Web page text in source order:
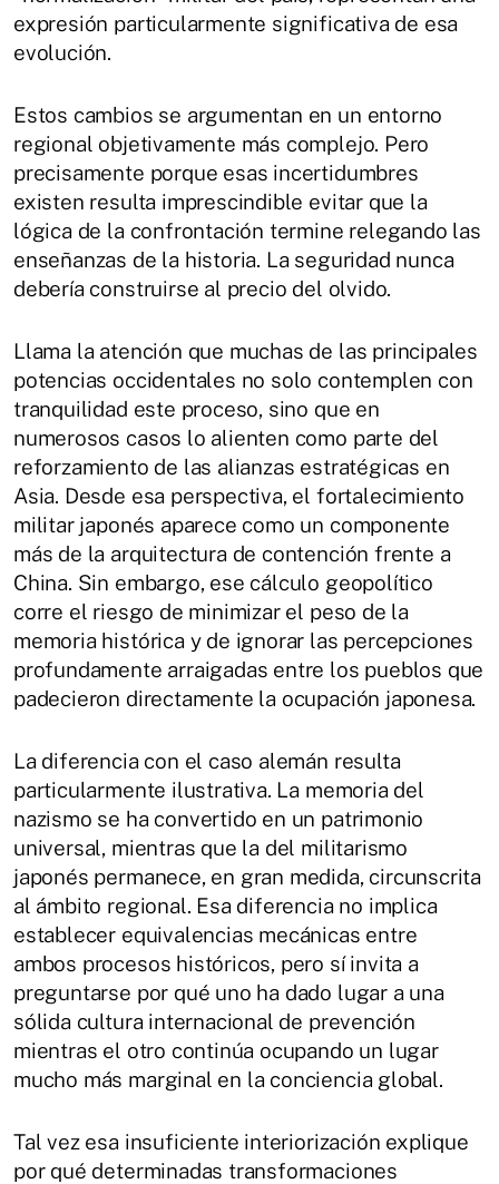
expresión particularmente significativa de esa
evolución.
Estos cambios se argumentan en un entorno
regional objetivamente más complejo. Pero
precisamente porque esas incertidumbres
existen resulta imprescindible evitar que la
lógica de la confrontación termine relegando las
enseñanzas de la historia. La seguridad nunca
debería construirse al precio del olvido.
Llama la atención que muchas de las principales
potencias occidentales no solo contemplen con
tranquilidad este proceso, sino que en
numerosos casos lo alienten como parte del
reforzamiento de las alianzas estratégicas en
Asia. Desde esa perspectiva, el fortalecimiento
militar japonés aparece como un componente
más de la arquitectura de contención frente a
China. Sin embargo, ese cálculo geopolítico
corre el riesgo de minimizar el peso de la
memoria histórica y de ignorar las percepciones
profundamente arraigadas entre los pueblos que
padecieron directamente la ocupación japonesa.
La diferencia con el caso alemán resulta
particularmente ilustrativa. La memoria del
nazismo se ha convertido en un patrimonio
universal, mientras que la del militarismo
japonés permanece, en gran medida, circunscrita
al ámbito regional. Esa diferencia no implica
establecer equivalencias mecánicas entre
ambos procesos históricos, pero sí invita a
preguntarse por qué uno ha dado lugar a una
sólida cultura internacional de prevención
mientras el otro continúa ocupando un lugar
mucho más marginal en la conciencia global.
Tal vez esa insuficiente interiorización explique
por qué determinadas transformaciones